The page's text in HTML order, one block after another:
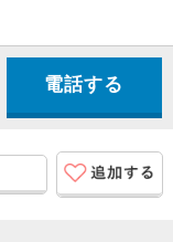
電話する